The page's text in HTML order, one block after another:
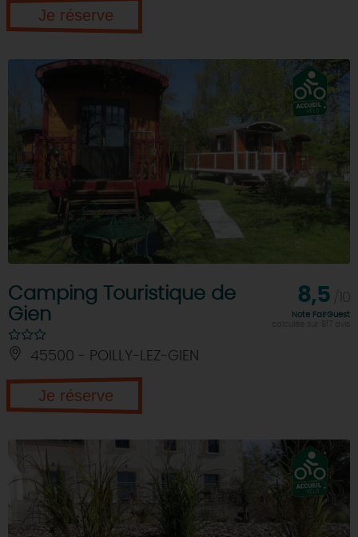
Je réserve
Camping Touristique de
Gien
45500 - POILLY-LEZ-GIEN
8,5
Note FairGuest
Je réserve